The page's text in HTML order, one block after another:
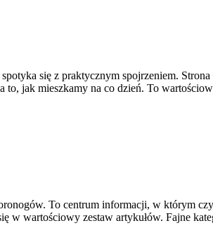
się z praktycznym spojrzeniem.
jak mieszkamy na co dzień. To
To centrum informacji, w którym
w wartościowy zestaw artykułów. Fajne